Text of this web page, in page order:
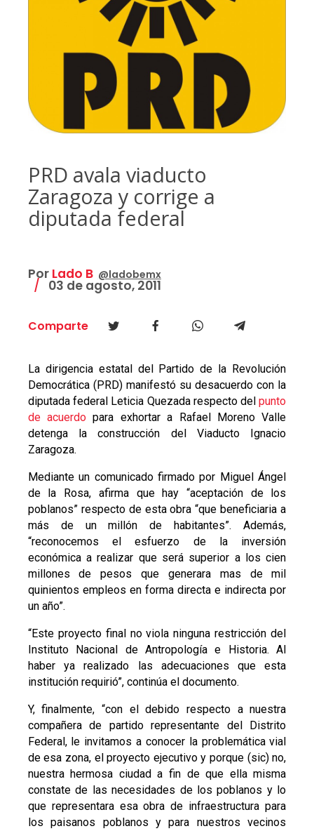
PRD avala viaducto
Zaragoza y corrige a
diputada federal
Por Lado B @ladobemx
03 de agosto, 2011
Comparte
La dirigencia estatal del Partido de la Revolución
Democrática (PRD) manifestó su desacuerdo con la
diputada federal Leticia Quezada respecto delpunto
de acuerdo para exhortar a Rafael Moreno Valle
detenga la construcción del Viaducto Ignacio
Zaragoza.
Mediante un comunicado firmado por Miguel Ángel
de la Rosa, afirma que hay “aceptación de los
poblanos” respecto de esta obra “que beneficiaria a
más de un millón de habitantes”. Además,
“reconocemos el esfuerzo de la inversión
económica a realizar que será superior a los cien
millones de pesos que generara mas de mil
quinientos empleos en forma directa e indirecta por
un año”.
“Este proyecto final no viola ninguna restricción del
Instituto Nacional de Antropología e Historia. Al
haber ya realizado las adecuaciones que esta
institución requirió”, continúa el documento.
Y, finalmente, “con el debido respecto a nuestra
compañera de partido representante del Distrito
Federal, le invitamos a conocer la problemática vial
de esa zona, el proyecto ejecutivo y porque (sic) no,
nuestra hermosa ciudad a fin de que ella misma
constate de las necesidades de los poblanos y lo
que representara esa obra de infraestructura para
los paisanos poblanos y para nuestros vecinos